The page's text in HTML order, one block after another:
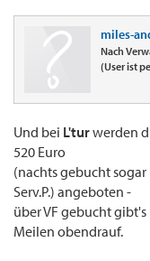
miles-
Nach
(User ist
Und bei L'turwerden
520 Euro
(nachts gebucht
Serv.P.) angeboten -
über VF gebucht
Meilen obendrauf.